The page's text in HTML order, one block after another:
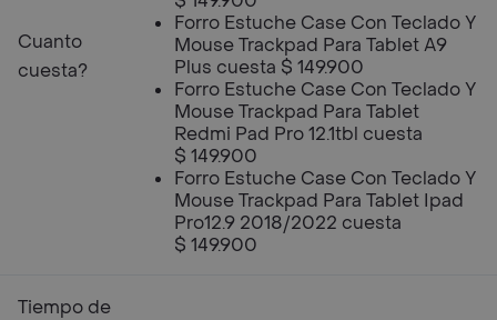
Cuanto
cuesta?
Forro Estuche Case Con Teclado Y
Mouse Trackpad Para Tablet A9
Plus cuesta $ 149.900
Forro Estuche Case Con Teclado Y
Mouse Trackpad Para Tablet
Redmi Pad Pro 12.1tbl cuesta
$ 149.900
Forro Estuche Case Con Teclado Y
Mouse Trackpad Para Tablet Ipad
Pro12.9 2018/2022 cuesta
$ 149.900
Tiempo de